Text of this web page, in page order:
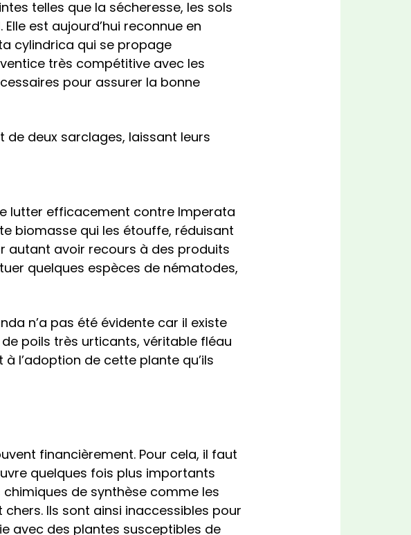
telles que la sécheresse, les sols
est aujourd’hui reconnue en
cylindrica qui se propage
très compétitive avec les
pour assurer la bonne
deux sarclages, laissant leurs
lutter efficacement contre Imperata
biomasse qui les étouffe, réduisant
autant avoir recours à des produits
quelques espèces de nématodes,
n’a pas été évidente car il existe
poils très urticants, véritable fléau
l’adoption de cette plante qu’ils
financièrement. Pour cela, il faut
quelques fois plus importants
de synthèse comme les
Ils sont ainsi inaccessibles pour
avec des plantes susceptibles de